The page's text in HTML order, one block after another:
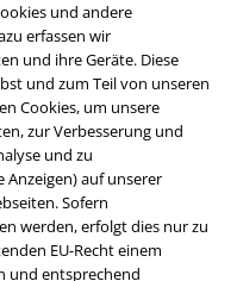
und andere
erfassen wir
und ihre Geräte. Diese
und zum Teil von unseren
Cookies, um unsere
zur Verbesserung und
und zu
Anzeigen) auf unserer
Sofern
werden, erfolgt dies nur zu
EU-Recht einem
und entsprechend